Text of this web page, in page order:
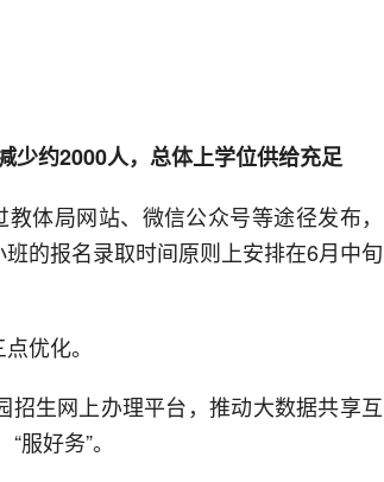
少约2000人，总体上学位供给充足
体局网站、微信公众号等途径发布，
的报名录取时间原则上安排在6月中旬
优化。
生网上办理平台，推动大数据共享互
服好务”。